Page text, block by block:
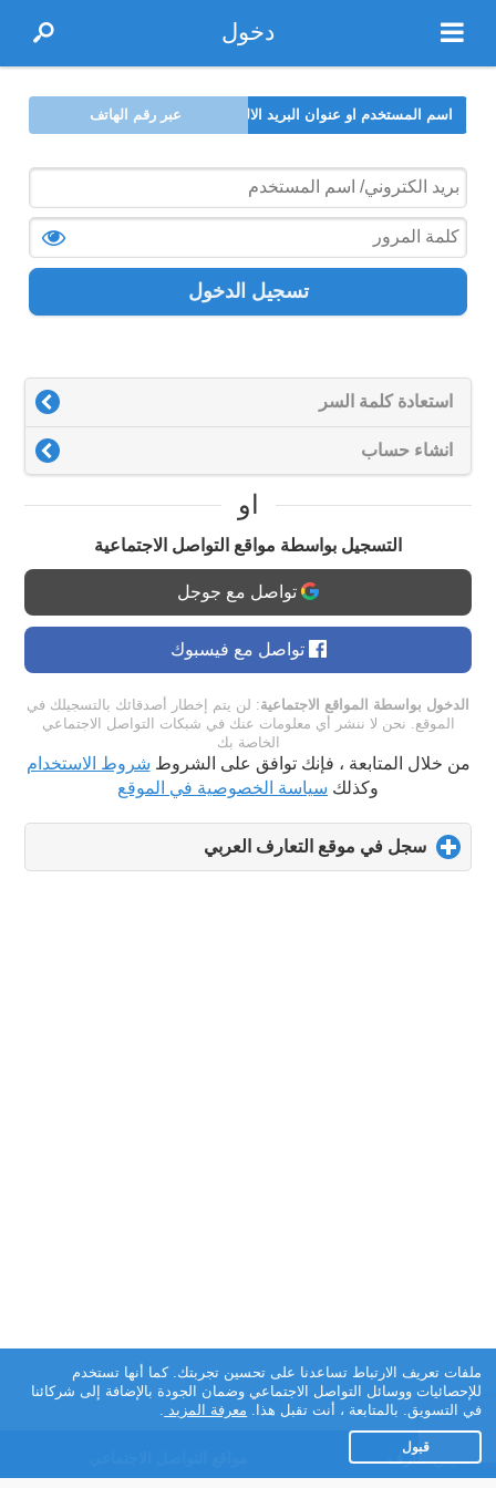
دخول
اسم المستخدم او عنوان البريد الالكتروني عبر رقم الهاتف
تسجيل الدخول
استعادة كلمة السر
انشاء حساب
او
التسجيل بواسطة مواقع التواصل الاجتماعية
تواصل مع جوجل
تواصل مع فيسبوك
الدخول بواسطة المواقع الاجتماعية: لن يتم إخطار أصدقائك بالتسجيلك في
الموقع. نحن لا ننشر أي معلومات عنك في شبكات التواصل الاجتماعي
الخاصة بك
من خلال المتابعة ، فإنك توافق على الشروط شروط الاستخدام
وكذلك سياسة الخصوصية في الموقع
سجل في موقع التعارف العربي
to
تطبيق تعارف
ملفات تعريف الارتباط تساعدنا على تحسين تجربتك. كما أنها تستخدم
للإحصائيات ووسائل التواصل الاجتماعي وضمان الجودة بالإضافة إلى شركائنا
في التسويق. بالمتابعة ، أنت تقبل هذا. معرفة المزيد .
قبول